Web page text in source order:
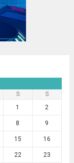
S
S
1
2
8 9
15 16
22 23